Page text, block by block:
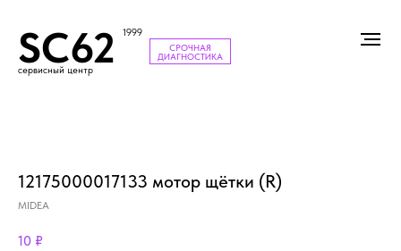
SC62 1999
сервисный центр
СРОЧНАЯ
ДИАГНОСТИКА
12175000017133 мотор щётки (R)
MIDEA
10 ₽